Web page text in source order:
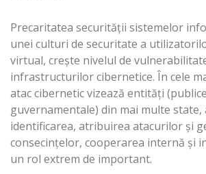
Precaritatea securităţii sistemelor
unei culturi de securitate a
virtual, creşte nivelul de
infrastructurilor cibernetice. În cele
atac cibernetic vizează entităţi
guvernamentale) din mai multe state,
identificarea, atribuirea atacurilor şi
consecinţelor, cooperarea internă şi
un rol extrem de important.